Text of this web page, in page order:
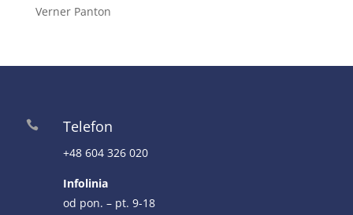
Verner Panton
 Telefon
+48 604 326 020
Infolinia
od pon. – pt. 9-18